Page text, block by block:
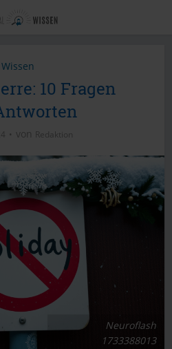
Wissen
10 Fragen
von Redaktion
Neuroflash
1733388013